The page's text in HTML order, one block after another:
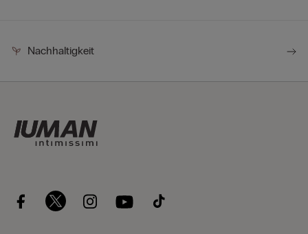
Nachhaltigkeit